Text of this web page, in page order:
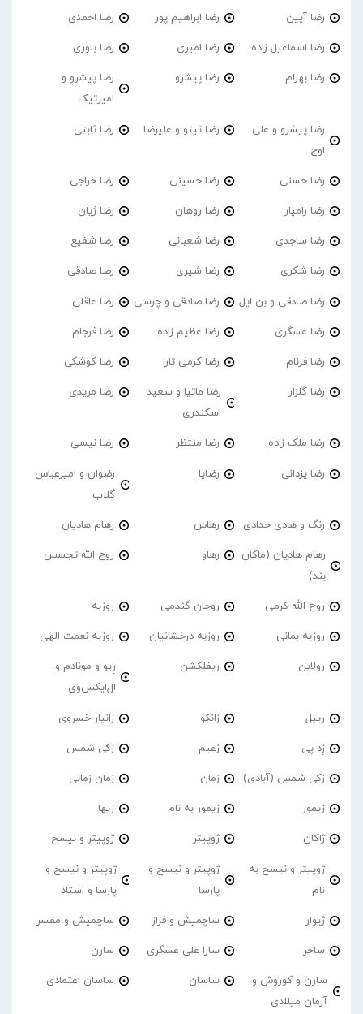
رضا آیین رضا ابراهیم پور رضا احمدی
رضا اسماعیل زاده رضا امیری رضا بلوری
رضا بهرام رضا پیشرو
رضا پیشرو و
امیرتیک
رضا پیشرو و علی
اوج
رضا تیتو و علیرضا رضا ثابتی
رضا حسنی رضا حسینی رضا خراجی
رضا رامیار رضا روهان رضا ژیان
رضا ساجدی رضا شعبانی رضا شفیع
رضا شکری رضا شیری رضا صادقی
رضا صادقی و بن ایل رضا صادقی و چرسی رضا عاقلی
رضا عسگری رضا عظیم زاده رضا فرجام
رضا فرنام رضا کرمی تارا رضا کوشکی
رضا گلزار
رضا ماتیا و سعید
اسکندری
رضا مریدی
رضا ملک زاده رضا منتظر رضا نیسی
رضا یزدانی رضایا
رضوان و امیرعباس
گلاب
رنگ و هادی حدادی رهاس رهام هادیان
رهام هادیان (ماکان
بند)
رهاو روح الله تجسس
روح الله کرمی روحان گندمی روزبه
روزبه بمانی روزبه درخشانیان روزبه نعمت الهی
رولاین ریفلکشن
رِیو و مونادم و
ال‌ایکس‌وی
رییل زانکو زانیار خسروی
زِد پی زعیم زکی شمس
زکی شمس (آبادی) زمان زمان زمانی
زیمور زیمور به نام زیها
ژاکان ژوپیتر ژوپیتر و نیسح
ژوپیتر و نیسح به
نام
ژوپیتر و نیسح و
پارسا
ژوپیتر و نیسح و
پارسا و استاد
ژیوار ساچمیش و فراز ساچمیش و مفسر
ساحر سارا علی عسگری سارن
سارن و کوروش و
آرمان میلادی
ساسان ساسان اعتمادی